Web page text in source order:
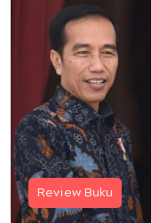
Review Buku